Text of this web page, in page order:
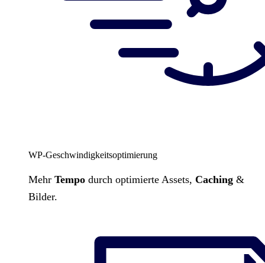
WP-Geschwindigkeitsoptimierung
Mehr Tempo durch optimierte Assets, Caching &
Bilder.